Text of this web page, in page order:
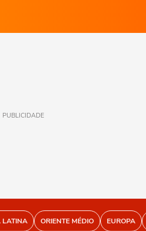
PUBLICIDADE
LATINA ORIENTE MÉDIO EUROPA